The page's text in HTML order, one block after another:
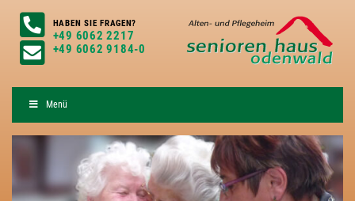
HABEN SIE FRAGEN?
+49 6062 2217
+49 6062 9184-0
Menü